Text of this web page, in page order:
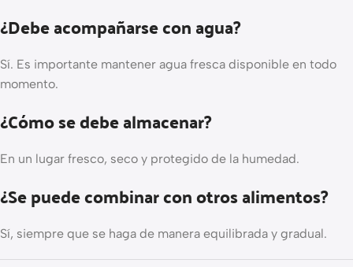
¿Debe acompañarse con agua?
Sí. Es importante mantener agua fresca disponible en todo
momento.
¿Cómo se debe almacenar?
En un lugar fresco, seco y protegido de la humedad.
¿Se puede combinar con otros alimentos?
Sí, siempre que se haga de manera equilibrada y gradual.